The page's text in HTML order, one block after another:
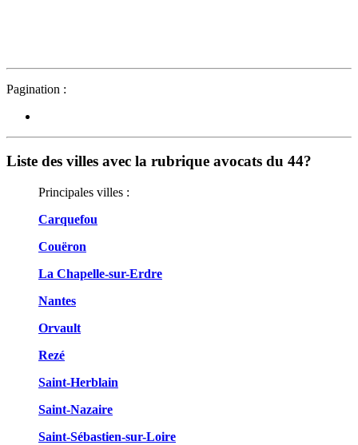
Pagination :
Liste des villes avec la rubrique avocats du 44?
Principales villes :
Carquefou
Couëron
La Chapelle-sur-Erdre
Nantes
Orvault
Rezé
Saint-Herblain
Saint-Nazaire
Saint-Sébastien-sur-Loire